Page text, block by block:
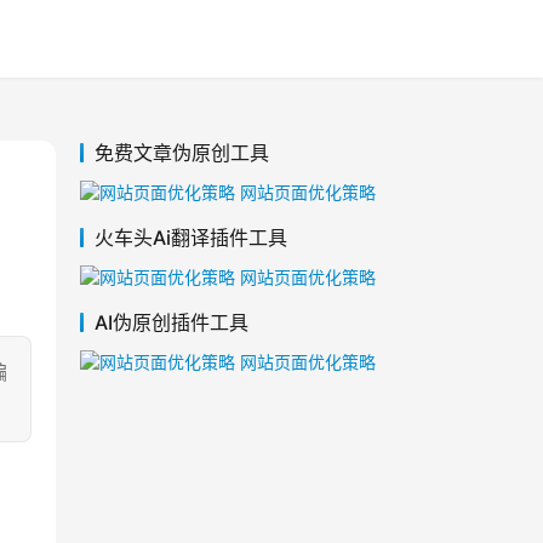
免费文章伪原创工具
火车头Ai翻译插件工具
AI伪原创插件工具